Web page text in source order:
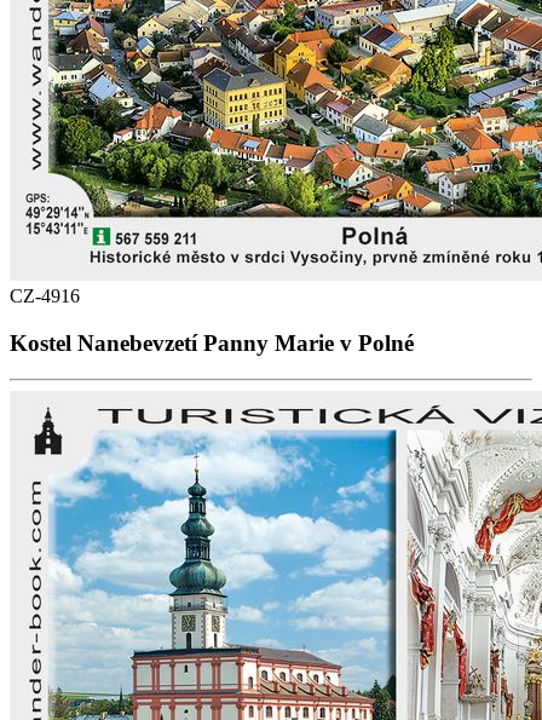
CZ-4916
Kostel Nanebevzetí Panny Marie v Polné